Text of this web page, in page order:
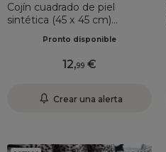
Cojín cuadrado de piel
sintética (45 x 45 cm)
Pronto disponible
12,99
Crear una alerta